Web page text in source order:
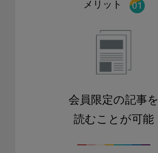
メリット
会員限定の記事を
読むことが可能